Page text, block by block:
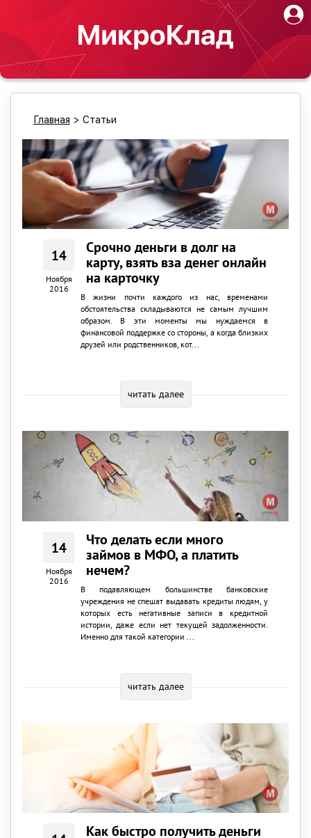
Главная > Статьи
14
Ноября
2016
Срочно деньги в долг на
карту, взять вза денег онлайн
на карточку
В жизни почти каждого из нас, временами
обстоятельства складываются не самым лучшим
образом. В эти моменты мы нуждаемся в
финансовой поддержке со стороны, а когда близких
друзей или родственников, кот...
читать далее
14
Ноября
2016
Что делать если много
займов в МФО, а платить
нечем?
В подавляющем большинстве банковские
учреждения не спешат выдавать кредиты людям, у
которых есть негативные записи в кредитной
истории, даже если нет текущей задолженности.
Именно для такой категории ...
читать далее
Как быстро получить деньги